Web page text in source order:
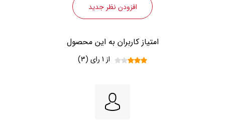
افزودن نظر جدید
امتیاز کاربران به این محصول
از 1 رای (3)